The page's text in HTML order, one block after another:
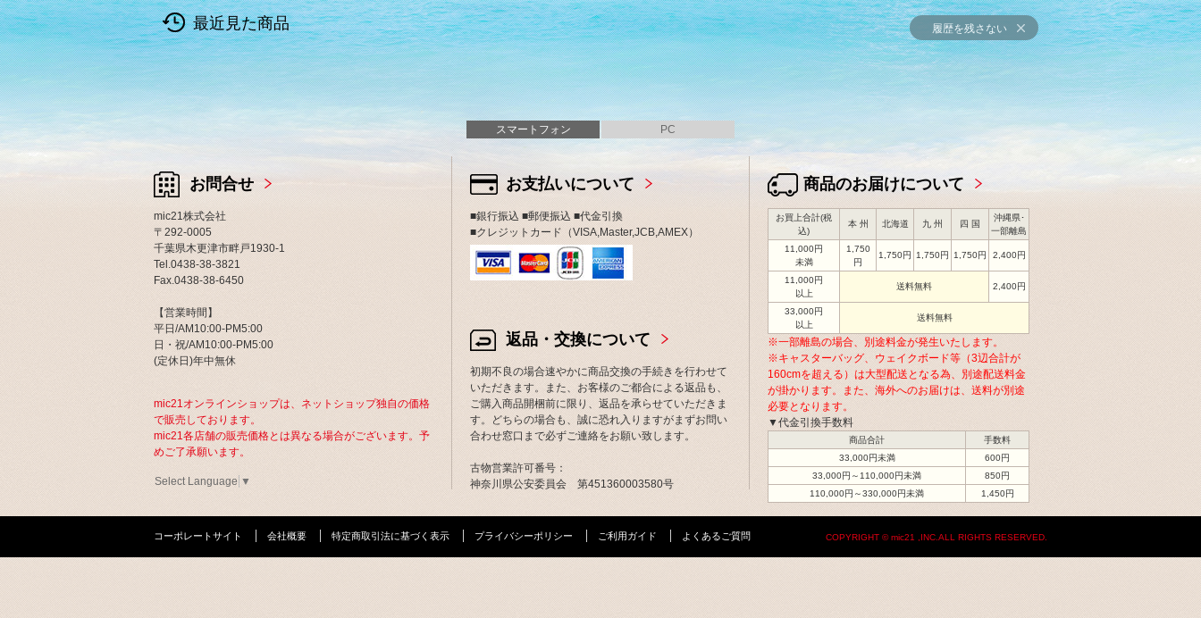
最近見た商品 履歴を残さない
スマートフォン PC
お問合せ
mic21株式会社
〒292-0005
千葉県木更津市畔戸1930-1
Tel.0438-38-3821
Fax.0438-38-6450
【営業時間】
平日/AM10:00-PM5:00
日・祝/AM10:00-PM5:00
(定休日)年中無休
mic21オンラインショップは、ネットショップ独自の価格
で販売しております。
mic21各店舗の販売価格とは異なる場合がございます。予
めご了承願います。
Select Language ▼
お支払いについて
■銀行振込 ■郵便振込 ■代金引換
■クレジットカード（VISA,Master,JCB,AMEX）
返品・交換について
初期不良の場合速やかに商品交換の手続きを行わせて
いただきます。また、お客様のご都合による返品も、
ご購入商品開梱前に限り、返品を承らせていただきま
す。どちらの場合も、誠に恐れ入りますがまずお問い
合わせ窓口まで必ずご連絡をお願い致します。
古物営業許可番号：
神奈川県公安委員会 第451360003580号
商品のお届けについて
お買上合計(税
込)
本 州 北海道 九 州 四 国
沖縄県･
一部離島
11,000円
未満
1,750
円
1,750円 1,750円 1,750円 2,400円
11,000円
以上
送料無料 2,400円
33,000円
以上
送料無料
※一部離島の場合、別途料金が発生いたします。
※キャスターバッグ、ウェイクボード等（3辺合計が
160cmを超える）は大型配送となる為、別途配送料金
が掛かります。また、海外へのお届けは、送料が別途
必要となります。
▼代金引換手数料
商品合計
手数料
33,000円未満
600円
33,000円～110,000円未満
850円
110,000円～330,000円未満
1,450円
コーポレートサイト 会社概要 特定商取引法に基づく表示 プライバシーポリシー ご利用ガイド よくあるご質問 COPYRIGHT © mic21 ,INC.ALL RIGHTS RESERVED.